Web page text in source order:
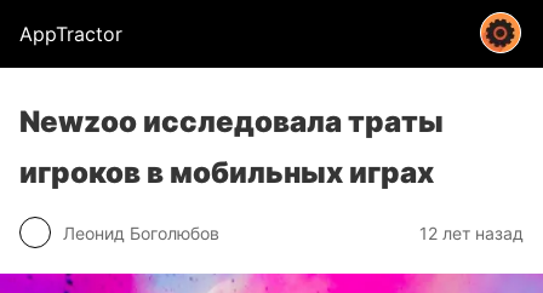
AppTractor
Newzoo исследовала траты
игроков в мобильных играх
Леонид Боголюбов 12 лет назад